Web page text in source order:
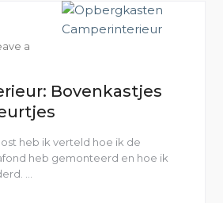
letten”
a
Bovenkastjes
heb ik verteld hoe ik de
heb gemonteerd en hoe ik
…